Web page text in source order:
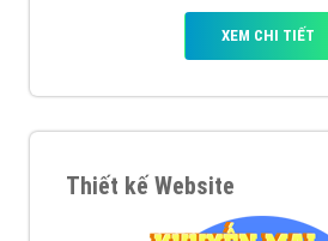
XEM CHI TIẾT
Thiết kế Website